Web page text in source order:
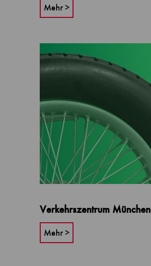
Mehr >
Verkehrszentrum München
Mehr >